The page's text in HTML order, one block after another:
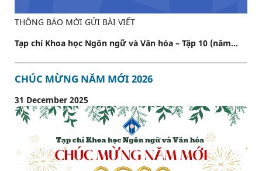
THÔNG BÁO MỜI GỬI BÀI VIẾT
Tạp chí Khoa học Ngôn ngữ và Văn hóa – Tập 10 (năm...
CHÚC MỪNG NĂM MỚI 2026
31 December 2025